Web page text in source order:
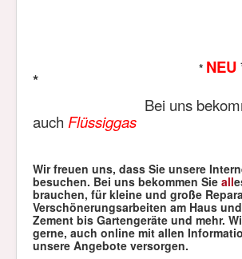
* NEU
*
Bei uns
auch Flüssiggas
Wir freuen uns, dass Sie unsere
besuchen. Bei uns bekommen Sie all
brauchen, für kleine und große
Verschönerungsarbeiten am Haus
Zement bis Gartengeräte und mehr.
gerne, auch online mit allen
unsere Angebote versorgen.